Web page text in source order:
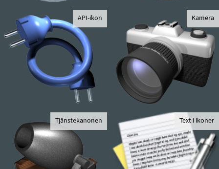
API-ikon Kamera
Tjänstekanonen Text i ikoner